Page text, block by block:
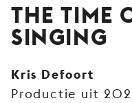
THE TIME
SINGING
Kris Defoort
Productie uit